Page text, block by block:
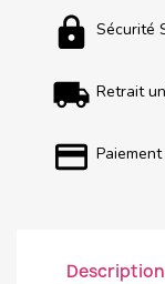
Sécurité
Retrait
Paiement
Description